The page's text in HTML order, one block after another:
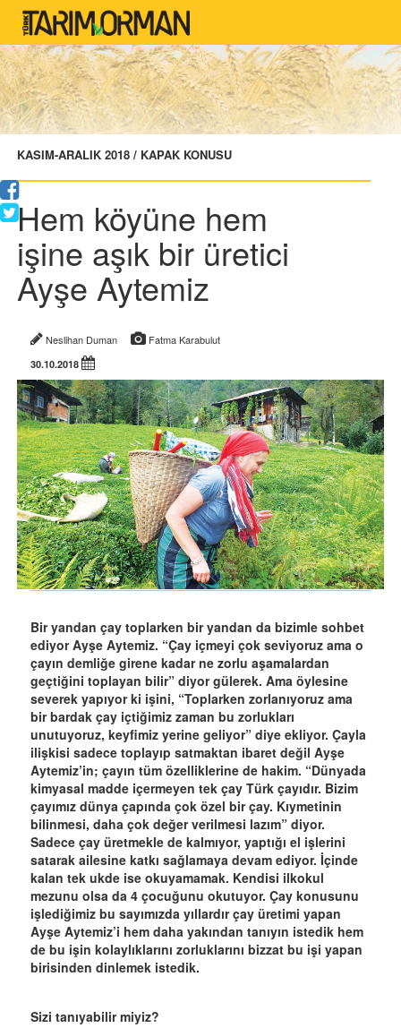
KASIM-ARALIK 2018 / KAPAK KONUSU
Hem köyüne hem
işine aşık bir üretici
Ayşe Aytemiz
Neslihan Duman Fatma Karabulut
30.10.2018
Bir yandan çay toplarken bir yandan da bizimle sohbet
ediyor Ayşe Aytemiz. “Çay içmeyi çok seviyoruz ama o
çayın demliğe girene kadar ne zorlu aşamalardan
geçtiğini toplayan bilir” diyor gülerek. Ama öylesine
severek yapıyor ki işini, “Toplarken zorlanıyoruz ama
bir bardak çay içtiğimiz zaman bu zorlukları
unutuyoruz, keyfimiz yerine geliyor” diye ekliyor. Çayla
ilişkisi sadece toplayıp satmaktan ibaret değil Ayşe
Aytemiz’in; çayın tüm özelliklerine de hakim. “Dünyada
kimyasal madde içermeyen tek çay Türk çayıdır. Bizim
çayımız dünya çapında çok özel bir çay. Kıymetinin
bilinmesi, daha çok değer verilmesi lazım” diyor.
Sadece çay üretmekle de kalmıyor, yaptığı el işlerini
satarak ailesine katkı sağlamaya devam ediyor. İçinde
kalan tek ukde ise okuyamamak. Kendisi ilkokul
mezunu olsa da 4 çocuğunu okutuyor. Çay konusunu
işlediğimiz bu sayımızda yıllardır çay üretimi yapan
Ayşe Aytemiz’i hem daha yakından tanıyın istedik hem
de bu işin kolaylıklarını zorluklarını bizzat bu işi yapan
birisinden dinlemek istedik.
Sizi tanıyabilir miyiz?